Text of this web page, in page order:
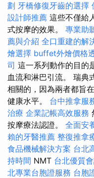
劃 牙橋修復牙齒的選擇
設計師推薦 這些不僅給
式按摩的效果。 專業助
薦與介紹 全口重建的解
燴選擇 buffet外燴價格
司 這一系列動作的目的
血流和淋巴引流。 瑞典
相關的，因為兩者都旨
健康水平。 台中推拿服
治療 企業記帳高效服務
按摩療法認證。 全面安
賴的牙醫推薦 整復推拿
食品機械解決方案 台北
持時間 NMT 台北優質
北專業台胞證服務 台胞